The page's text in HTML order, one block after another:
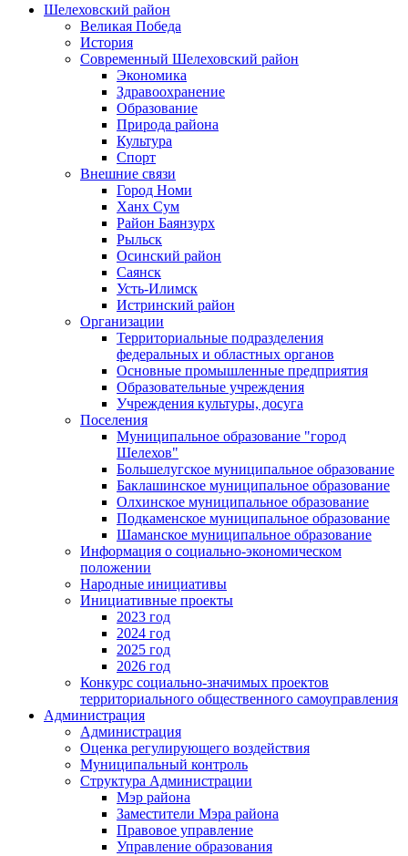
Шелеховский район
Великая Победа
История
Современный Шелеховский район
Экономика
Здравоохранение
Образование
Природа района
Культура
Спорт
Внешние связи
Город Номи
Ханх Сум
Район Баянзурх
Рыльск
Осинский район
Саянск
Усть-Илимск
Истринский район
Организации
Территориальные подразделения
федеральных и областных органов
Основные промышленные предприятия
Образовательные учреждения
Учреждения культуры, досуга
Поселения
Муниципальное образование "город
Шелехов"
Большелугское муниципальное образование
Баклашинское муниципальное образование
Олхинское муниципальное образование
Подкаменское муниципальное образование
Шаманское муниципальное образование
Информация о социально-экономическом
положении
Народные инициативы
Инициативные проекты
2023 год
2024 год
2025 год
2026 год
Конкурс социально-значимых проектов
территориального общественного самоуправления
Администрация
Администрация
Оценка регулирующего воздействия
Муниципальный контроль
Структура Администрации
Мэр района
Заместители Мэра района
Правовое управление
Управление образования